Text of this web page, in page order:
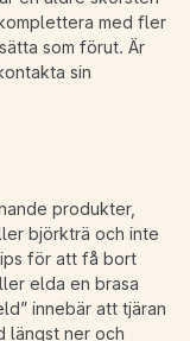
med fler
som förut. Är
sin
produkter,
björkträ och inte
för att få bort
elda en brasa
innebär att tjäran
längst ner och